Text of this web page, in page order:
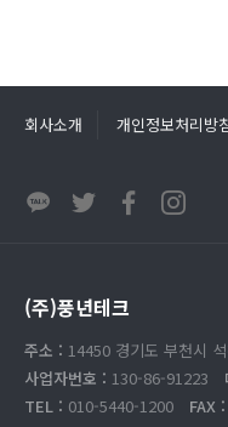
회사소개 개인정보처리방
(주)풍년테크
주소 : 14450 경기도 부천시
사업자번호 : 130-86-91223
TEL : 010-5440-1200 FAX :